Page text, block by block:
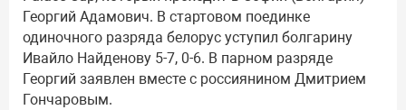
Георгий Адамович. В стартовом поединке
одиночного разряда белорус уступил болгарину
Ивайло Найденову 5-7, 0-6. В парном разряде
Георгий заявлен вместе с россиянином Дмитрием
Гончаровым.